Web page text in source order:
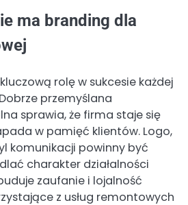
ma branding dla
rolę w sukcesie każdej
przemyślana
sprawia, że firma staje się
w pamięć klientów. Logo,
komunikacji powinny być
charakter działalności
zaufanie i lojalność
z usług remontowych